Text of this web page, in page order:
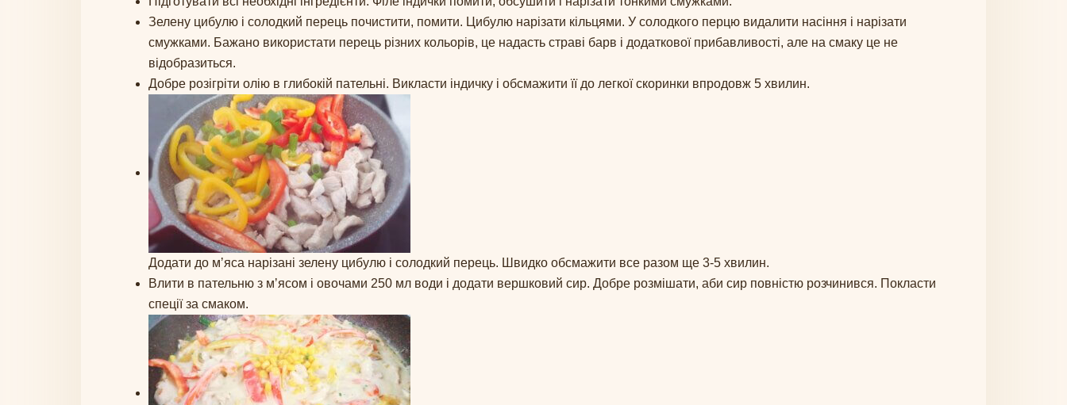
Зелену цибулю і солодкий перець почистити, помити. Цибулю нарізати кільцями. У солодкого перцю видалити насіння і нарізати
смужками. Бажано використати перець різних кольорів, це надасть страві барв і додаткової прибавливості, але на смаку це не
відобразиться.
Добре розігріти олію в глибокій пательні. Викласти індичку і обсмажити її до легкої скоринки впродовж 5 хвилин.
Додати до мʼяса нарізані зелену цибулю і солодкий перець. Швидко обсмажити все разом ще 3-5 хвилин.
Влити в пательню з мʼясом і овочами 250 мл води і додати вершковий сир. Добре розмішати, аби сир повністю розчинився. Покласти
спеції за смаком.